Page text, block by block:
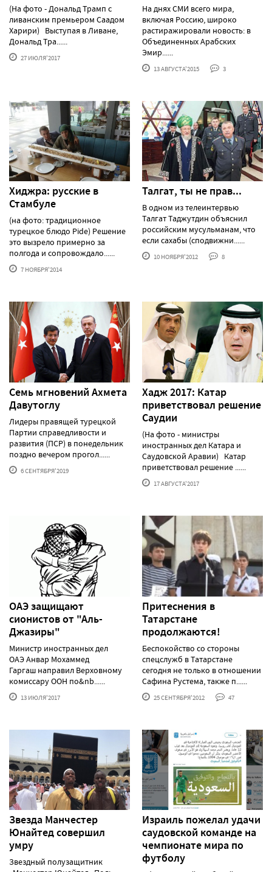
(На фото - Дональд Трамп с
ливанским премьером Саадом
Харири) Выступая в Ливане,
Дональд Тра......
27 ИЮЛЯ'2017
На днях СМИ всего мира,
включая Россию, широко
растиражировали новость: в
Объединенных Арабских
Эмир......
13 АВГУСТА'2015 3
Хиджра: русские в
Стамбуле
(на фото: традиционное
турецкое блюдо Pide) Решение
это вызрело примерно за
полгода и сопровождало......
7 НОЯБРЯ'2014
Талгат, ты не прав...
В одном из телеинтервью
Талгат Таджутдин объяснил
российским мусульманам, что
если сахабы (сподвижни......
10 НОЯБРЯ'2012 8
Семь мгновений Ахмета
Давутоглу
Лидеры правящей турецкой
Партии справедливости и
развития (ПСР) в понедельник
поздно вечером прогол......
6 СЕНТЯБРЯ'2019
Хадж 2017: Катар
приветствовал решение
Саудии
(На фото - министры
иностранных дел Катара и
Саудовской Аравии) Катар
приветствовал решение ......
17 АВГУСТА'2017
ОАЭ защищают
сионистов от "Аль-
Джазиры"
Министр иностранных дел
ОАЭ Анвар Мохаммед
Гаргаш направил Верховному
комиссару ООН по&nb......
13 ИЮЛЯ'2017
Притеснения в
Татарстане
продолжаются!
Беспокойство со стороны
спецслужб в Татарстане
сегодня не только в отношении
Сафина Рустема, также п......
25 СЕНТЯБРЯ'2012 47
Звезда Манчестер
Юнайтед совершил
умру
Звездный полузащитник
Израиль пожелал удачи
саудовской команде на
чемпионате мира по
футболу